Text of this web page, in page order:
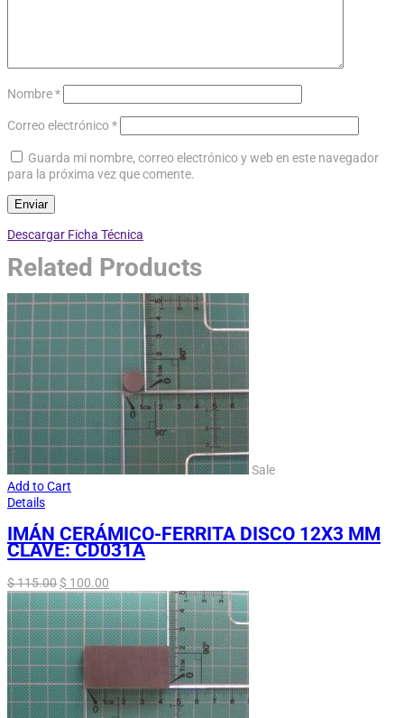
Nombre*
Correo electrónico*
Guarda mi nombre, correo electrónico y web en este navegador
para la próxima vez que comente.
Descargar Ficha Técnica
Related Products
Sale
Add to Cart
Details
IMÁN CERÁMICO-FERRITA DISCO 12X3 MM
CLAVE: CD031A
$115.00 $ 100.00